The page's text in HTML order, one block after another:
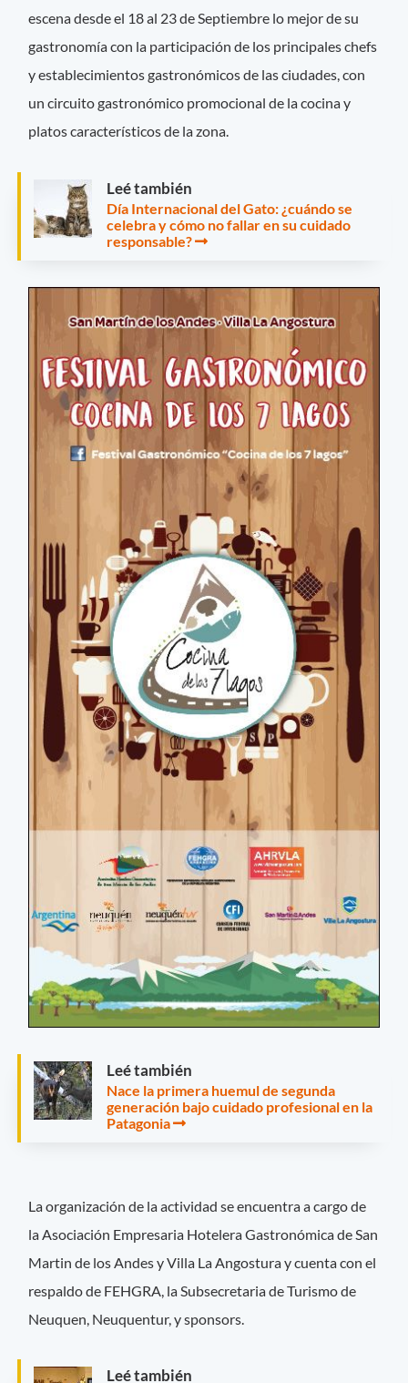
escena desde el 18 al 23 de Septiembre lo mejor de su
gastronomía con la participación de los principales chefs
y establecimientos gastronómicos de las ciudades, con
un circuito gastronómico promocional de la cocina y
platos característicos de la zona.
Leé también
Día Internacional del Gato: ¿cuándo se
celebra y cómo no fallar en su cuidado
responsable?
Leé también
Nace la primera huemul de segunda
generación bajo cuidado profesional en la
Patagonia
La organización de la actividad se encuentra a cargo de
la Asociación Empresaria Hotelera Gastronómica de San
Martin de los Andes y Villa La Angostura y cuenta con el
respaldo de FEHGRA, la Subsecretaria de Turismo de
Neuquen, Neuquentur, y sponsors.
Leé también